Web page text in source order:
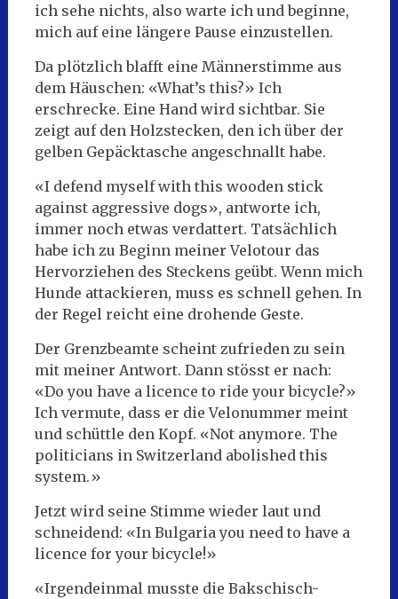
ich sehe nichts, also warte ich und beginne,
mich auf eine längere Pause einzustellen.
Da plötzlich blafft eine Männerstimme aus
dem Häuschen: «What’s this?» Ich
erschrecke. Eine Hand wird sichtbar. Sie
zeigt auf den Holzstecken, den ich über der
gelben Gepäcktasche angeschnallt habe.
«I defend myself with this wooden stick
against aggressive dogs», antworte ich,
immer noch etwas verdattert. Tatsächlich
habe ich zu Beginn meiner Velotour das
Hervorziehen des Steckens geübt. Wenn mich
Hunde attackieren, muss es schnell gehen. In
der Regel reicht eine drohende Geste.
Der Grenzbeamte scheint zufrieden zu sein
mit meiner Antwort. Dann stösst er nach:
«Do you have a licence to ride your bicycle?»
Ich vermute, dass er die Velonummer meint
und schüttle den Kopf. «Not anymore. The
politicians in Switzerland abolished this
system.»
Jetzt wird seine Stimme wieder laut und
schneidend: «In Bulgaria you need to have a
licence for your bicycle!»
«Irgendeinmal musste die Bakschisch-